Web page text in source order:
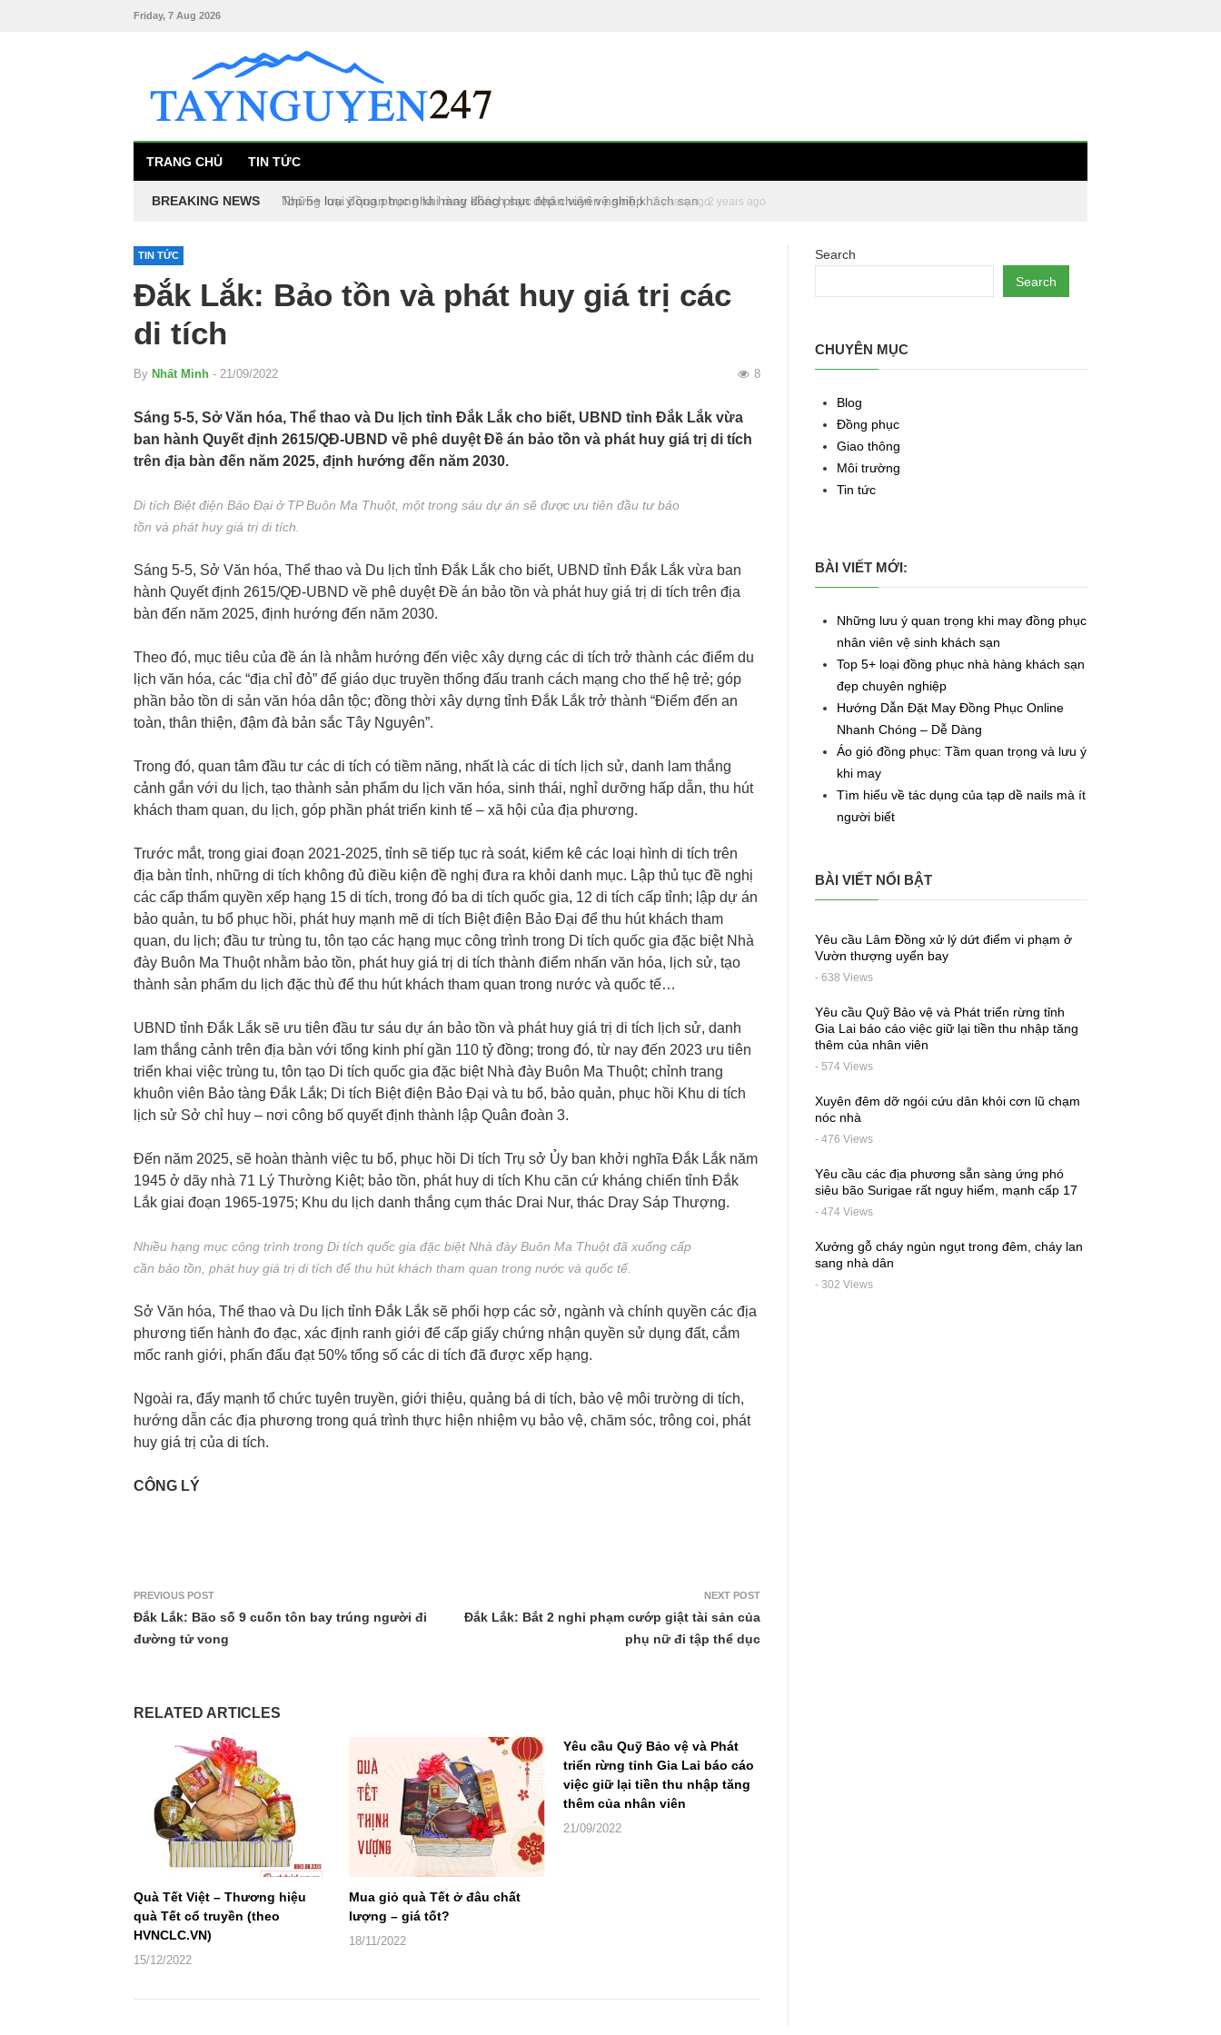
Friday, 7 Aug 2026
TRANG CHỦ TIN TỨC
BREAKING NEWS Top 5+ loại đồng phục nhà hàng khách sạn đẹp chuyên nghiệp 2 years ago
TIN TỨC
Đắk Lắk: Bảo tồn và phát huy giá trị các
di tích
By Nhất Minh - 21/09/2022 8
Sáng 5-5, Sở Văn hóa, Thể thao và Du lịch tỉnh Đắk Lắk cho biết, UBND tỉnh Đắk Lắk vừa
ban hành Quyết định 2615/QĐ-UBND về phê duyệt Đề án bảo tồn và phát huy giá trị di tích
trên địa bàn đến năm 2025, định hướng đến năm 2030.
Di tích Biệt điện Bảo Đại ở TP Buôn Ma Thuột, một trong sáu dự án sẽ được ưu tiên đầu tư bảo
tồn và phát huy giá trị di tích.
Sáng 5-5, Sở Văn hóa, Thể thao và Du lịch tỉnh Đắk Lắk cho biết, UBND tỉnh Đắk Lắk vừa ban
hành Quyết định 2615/QĐ-UBND về phê duyệt Đề án bảo tồn và phát huy giá trị di tích trên địa
bàn đến năm 2025, định hướng đến năm 2030.
Theo đó, mục tiêu của đề án là nhằm hướng đến việc xây dựng các di tích trở thành các điểm du
lịch văn hóa, các “địa chỉ đỏ” để giáo dục truyền thống đấu tranh cách mạng cho thế hệ trẻ; góp
phần bảo tồn di sản văn hóa dân tộc; đồng thời xây dựng tỉnh Đắk Lắk trở thành “Điểm đến an
toàn, thân thiện, đậm đà bản sắc Tây Nguyên”.
Trong đó, quan tâm đầu tư các di tích có tiềm năng, nhất là các di tích lịch sử, danh lam thắng
cảnh gắn với du lịch, tạo thành sản phẩm du lịch văn hóa, sinh thái, nghỉ dưỡng hấp dẫn, thu hút
khách tham quan, du lịch, góp phần phát triển kinh tế – xã hội của địa phương.
Trước mắt, trong giai đoạn 2021-2025, tỉnh sẽ tiếp tục rà soát, kiểm kê các loại hình di tích trên
địa bàn tỉnh, những di tích không đủ điều kiện đề nghị đưa ra khỏi danh mục. Lập thủ tục đề nghị
các cấp thẩm quyền xếp hạng 15 di tích, trong đó ba di tích quốc gia, 12 di tích cấp tỉnh; lập dự án
bảo quản, tu bổ phục hồi, phát huy mạnh mẽ di tích Biệt điện Bảo Đại để thu hút khách tham
quan, du lịch; đầu tư trùng tu, tôn tạo các hạng mục công trình trong Di tích quốc gia đặc biệt Nhà
đày Buôn Ma Thuột nhằm bảo tồn, phát huy giá trị di tích thành điểm nhấn văn hóa, lịch sử, tạo
thành sản phẩm du lịch đặc thù để thu hút khách tham quan trong nước và quốc tế…
UBND tỉnh Đắk Lắk sẽ ưu tiên đầu tư sáu dự án bảo tồn và phát huy giá trị di tích lịch sử, danh
lam thắng cảnh trên địa bàn với tổng kinh phí gần 110 tỷ đồng; trong đó, từ nay đến 2023 ưu tiên
triển khai việc trùng tu, tôn tạo Di tích quốc gia đặc biệt Nhà đày Buôn Ma Thuột; chỉnh trang
khuôn viên Bảo tàng Đắk Lắk; Di tích Biệt điện Bảo Đại và tu bổ, bảo quản, phục hồi Khu di tích
lịch sử Sở chỉ huy – nơi công bố quyết định thành lập Quân đoàn 3.
Đến năm 2025, sẽ hoàn thành việc tu bổ, phục hồi Di tích Trụ sở Ủy ban khởi nghĩa Đắk Lắk năm
1945 ở dãy nhà 71 Lý Thường Kiệt; bảo tồn, phát huy di tích Khu căn cứ kháng chiến tỉnh Đắk
Lắk giai đoạn 1965-1975; Khu du lịch danh thắng cụm thác Drai Nur, thác Dray Sáp Thượng.
Nhiều hạng mục công trình trong Di tích quốc gia đặc biệt Nhà đày Buôn Ma Thuột đã xuống cấp
cần bảo tồn, phát huy giá trị di tích để thu hút khách tham quan trong nước và quốc tế.
Sở Văn hóa, Thể thao và Du lịch tỉnh Đắk Lắk sẽ phối hợp các sở, ngành và chính quyền các địa
phương tiến hành đo đạc, xác định ranh giới để cấp giấy chứng nhận quyền sử dụng đất, cắm
mốc ranh giới, phấn đấu đạt 50% tổng số các di tích đã được xếp hạng.
Ngoài ra, đẩy mạnh tổ chức tuyên truyền, giới thiệu, quảng bá di tích, bảo vệ môi trường di tích,
hướng dẫn các địa phương trong quá trình thực hiện nhiệm vụ bảo vệ, chăm sóc, trông coi, phát
huy giá trị của di tích.
CÔNG LÝ
PREVIOUS POST
Đắk Lắk: Bão số 9 cuốn tôn bay trúng người đi
đường tử vong
NEXT POST
Đắk Lắk: Bắt 2 nghi phạm cướp giật tài sản của
phụ nữ đi tập thể dục
RELATED ARTICLES
Quà Tết Việt – Thương hiệu
quà Tết cổ truyền (theo
HVNCLC.VN)
15/12/2022
Mua giỏ quà Tết ở đâu chất
lượng – giá tốt?
18/11/2022
Yêu cầu Quỹ Bảo vệ và Phát
triển rừng tỉnh Gia Lai báo cáo
việc giữ lại tiền thu nhập tăng
thêm của nhân viên
21/09/2022
Search
Search
CHUYÊN MỤC
Blog
Đồng phục
Giao thông
Môi trường
Tin tức
BÀI VIẾT MỚI:
Những lưu ý quan trọng khi may đồng phục
nhân viên vệ sinh khách sạn
Top 5+ loại đồng phục nhà hàng khách sạn
đẹp chuyên nghiệp
Hướng Dẫn Đặt May Đồng Phục Online
Nhanh Chóng – Dễ Dàng
Áo gió đồng phục: Tầm quan trọng và lưu ý
khi may
Tìm hiểu về tác dụng của tạp dề nails mà ít
người biết
BÀI VIẾT NỔI BẬT
Yêu cầu Lâm Đồng xử lý dứt điểm vi phạm ở
Vườn thượng uyển bay
- 638 Views
Yêu cầu Quỹ Bảo vệ và Phát triển rừng tỉnh
Gia Lai báo cáo việc giữ lại tiền thu nhập tăng
thêm của nhân viên
- 574 Views
Xuyên đêm dỡ ngói cứu dân khỏi cơn lũ chạm
nóc nhà
- 476 Views
Yêu cầu các địa phương sẵn sàng ứng phó
siêu bão Surigae rất nguy hiểm, mạnh cấp 17
- 474 Views
Xưởng gỗ cháy ngùn ngụt trong đêm, cháy lan
sang nhà dân
- 302 Views